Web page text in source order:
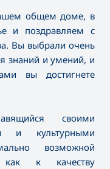
общем доме, в
и поздравляем с
Вы выбрали очень
знаний и умений, и
вы достигнете
своими
и культурными
возможной
как к качеству